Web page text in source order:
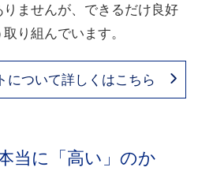
ませんが、できるだけ良好
り組んでいます。
について詳しくはこちら
当に「高い」のか